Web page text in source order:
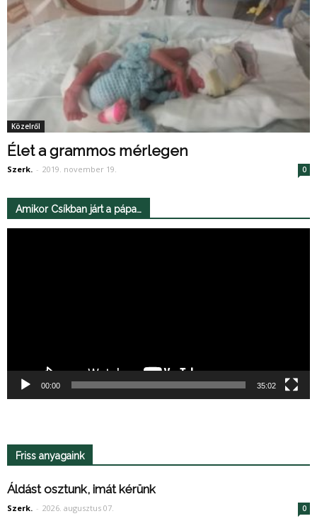
Közelről
Élet a grammos mérlegen
Szerk. - 2019. november 19. 0
Amikor Csíkban járt a pápa…
00:00 35:02
Friss anyagaink
Áldást osztunk, imát kérünk
Szerk. - 2026. augusztus 07. 0